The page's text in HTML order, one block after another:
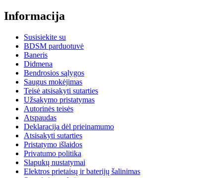
Informacija
Susisiekite su
BDSM parduotuvė
Baneris
Didmena
Bendrosios sąlygos
Saugus mokėjimas
Teisė atsisakyti sutarties
Užsakymo pristatymas
Autorinės teisės
Atspaudas
Deklaracija dėl prieinamumo
Atsisakyti sutarties
Pristatymo išlaidos
Privatumo politika
Slapukų nustatymai
Elektros prietaisų ir baterijų šalinimas